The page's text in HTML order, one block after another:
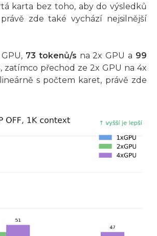
karta bez toho, aby do výsledků
zde také vychází nejsilnější
73 tokenů/s na 2x GPU a 99
, zatímco přechod ze 2x GPU na 4x
s počtem karet, právě zde